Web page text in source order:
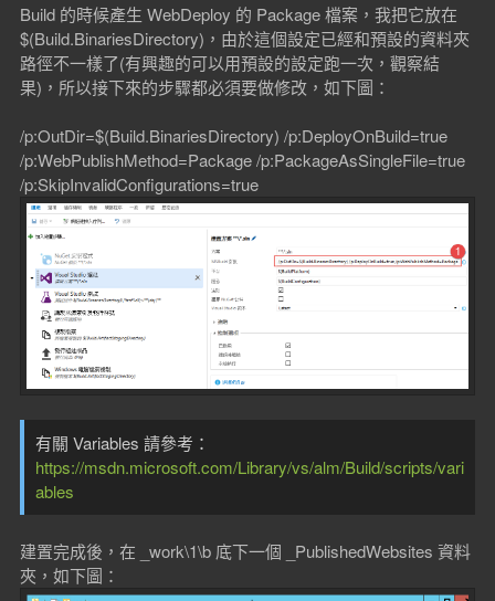
Build 的時候產生 WebDeploy 的 Package 檔案，我把它放在
$(Build.BinariesDirectory)，由於這個設定已經和預設的資料夾
路徑不一樣了(有興趣的可以用預設的設定跑一次，觀察結
果)，所以接下來的步驟都必須要做修改，如下圖：
/p:OutDir=$(Build.BinariesDirectory) /p:DeployOnBuild=true
/p:WebPublishMethod=Package /p:PackageAsSingleFile=true
/p:SkipInvalidConfigurations=true
有關 Variables 請參考：
https://msdn.microsoft.com/Library/vs/alm/Build/scripts/vari
ables
建置完成後，在 _work\1\b 底下一個 _PublishedWebsites 資料
夾，如下圖：